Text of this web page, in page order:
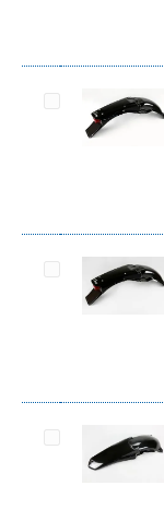
Artikel
Artikel
Artikel